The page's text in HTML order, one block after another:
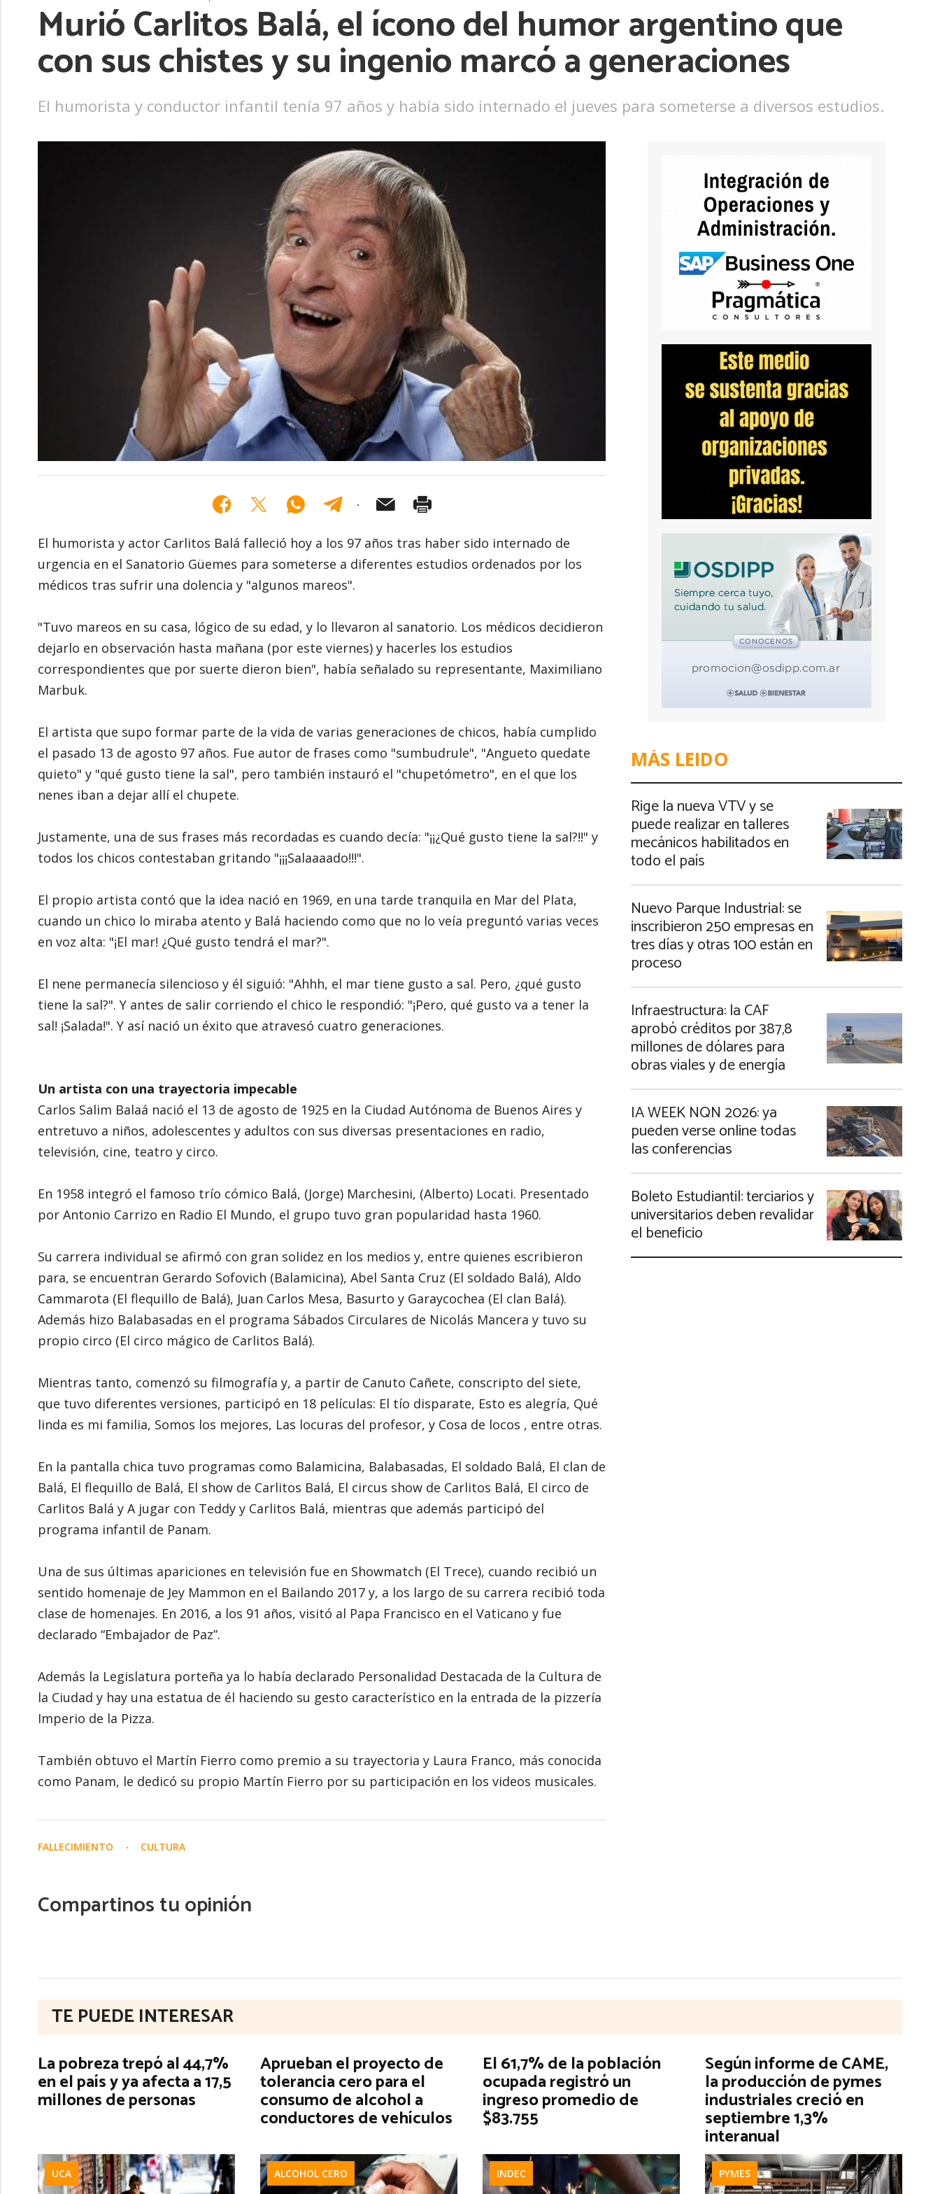
Ver más
Murió Carlitos Balá, el ícono del humor argentino que
con sus chistes y su ingenio marcó a generaciones
El humorista y conductor infantil tenía 97 años y había sido internado el jueves para someterse a diversos estudios.
El humorista y actor Carlitos Balá falleció hoy a los 97 años tras haber sido internado de
urgencia en el Sanatorio Güemes para someterse a diferentes estudios ordenados por los
médicos tras sufrir una dolencia y "algunos mareos".
"Tuvo mareos en su casa, lógico de su edad, y lo llevaron al sanatorio. Los médicos decidieron
dejarlo en observación hasta mañana (por este viernes) y hacerles los estudios
correspondientes que por suerte dieron bien", había señalado su representante, Maximiliano
Marbuk.
El artista que supo formar parte de la vida de varias generaciones de chicos, había cumplido
el pasado 13 de agosto 97 años. Fue autor de frases como "sumbudrule", "Angueto quedate
quieto" y "qué gusto tiene la sal", pero también instauró el "chupetómetro", en el que los
nenes iban a dejar allí el chupete.
Justamente, una de sus frases más recordadas es cuando decía: "¡¡¿Qué gusto tiene la sal?!!" y
todos los chicos contestaban gritando "¡¡¡Salaaaado!!!".
El propio artista contó que la idea nació en 1969, en una tarde tranquila en Mar del Plata,
cuando un chico lo miraba atento y Balá haciendo como que no lo veía preguntó varias veces
en voz alta: "¡El mar! ¿Qué gusto tendrá el mar?".
El nene permanecía silencioso y él siguió: "Ahhh, el mar tiene gusto a sal. Pero, ¿qué gusto
tiene la sal?". Y antes de salir corriendo el chico le respondió: "¡Pero, qué gusto va a tener la
sal! ¡Salada!". Y así nació un éxito que atravesó cuatro generaciones.
Un artista con una trayectoria impecable
Carlos Salim Balaá nació el 13 de agosto de 1925 en la Ciudad Autónoma de Buenos Aires y
entretuvo a niños, adolescentes y adultos con sus diversas presentaciones en radio,
televisión, cine, teatro y circo.
En 1958 integró el famoso trío cómico Balá, (Jorge) Marchesini, (Alberto) Locati. Presentado
por Antonio Carrizo en Radio El Mundo, el grupo tuvo gran popularidad hasta 1960.
Su carrera individual se afirmó con gran solidez en los medios y, entre quienes escribieron
para, se encuentran Gerardo Sofovich (Balamicina), Abel Santa Cruz (El soldado Balá), Aldo
Cammarota (El flequillo de Balá), Juan Carlos Mesa, Basurto y Garaycochea (El clan Balá).
Además hizo Balabasadas en el programa Sábados Circulares de Nicolás Mancera y tuvo su
propio circo (El circo mágico de Carlitos Balá).
Mientras tanto, comenzó su filmografía y, a partir de Canuto Cañete, conscripto del siete,
que tuvo diferentes versiones, participó en 18 películas: El tío disparate, Esto es alegría, Qué
linda es mi familia, Somos los mejores, Las locuras del profesor, y Cosa de locos , entre otras.
En la pantalla chica tuvo programas como Balamicina, Balabasadas, El soldado Balá, El clan de
Balá, El flequillo de Balá, El show de Carlitos Balá, El circus show de Carlitos Balá, El circo de
Carlitos Balá y A jugar con Teddy y Carlitos Balá, mientras que además participó del
programa infantil de Panam.
Una de sus últimas apariciones en televisión fue en Showmatch (El Trece), cuando recibió un
sentido homenaje de Jey Mammon en el Bailando 2017 y, a los largo de su carrera recibió toda
clase de homenajes. En 2016, a los 91 años, visitó al Papa Francisco en el Vaticano y fue
declarado “Embajador de Paz”.
Además la Legislatura porteña ya lo había declarado Personalidad Destacada de la Cultura de
la Ciudad y hay una estatua de él haciendo su gesto característico en la entrada de la pizzería
Imperio de la Pizza.
También obtuvo el Martín Fierro como premio a su trayectoria y Laura Franco, más conocida
como Panam, le dedicó su propio Martín Fierro por su participación en los videos musicales.
FALLECIMIENTO CULTURA
Compartinos tu opinión
MÁS LEIDO
Rige la nueva VTV y se
puede realizar en talleres
mecánicos habilitados en
todo el país
Nuevo Parque Industrial: se
inscribieron 250 empresas en
tres días y otras 100 están en
proceso
Infraestructura: la CAF
aprobó créditos por 387,8
millones de dólares para
obras viales y de energía
IA WEEK NQN 2026: ya
pueden verse online todas
las conferencias
Boleto Estudiantil: terciarios y
universitarios deben revalidar
el beneficio
TE PUEDE INTERESAR
La pobreza trepó al 44,7%
en el país y ya afecta a 17,5
millones de personas
UCA
Aprueban el proyecto de
tolerancia cero para el
consumo de alcohol a
conductores de vehículos
ALCOHOL CERO
El 61,7% de la población
ocupada registró un
ingreso promedio de
$83.755
INDEC
Según informe de CAME,
la producción de pymes
industriales creció en
septiembre 1,3%
interanual
PYMES